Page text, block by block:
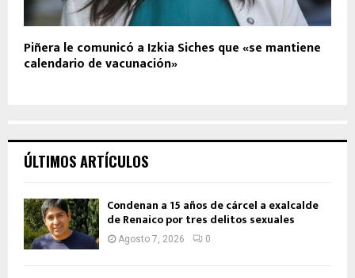
Piñera le comunicó a Izkia Siches que «se mantiene
calendario de vacunación»
ÚLTIMOS ARTÍCULOS
Condenan a 15 años de cárcel a exalcalde
de Renaico por tres delitos sexuales
Agosto 7, 2026 0